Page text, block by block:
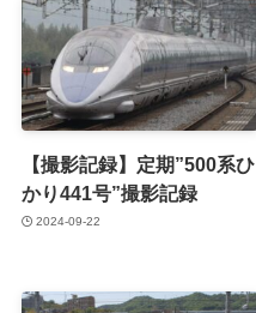
【撮影記録】定期”500系ひ
かり441号”撮影記録
2024-09-22